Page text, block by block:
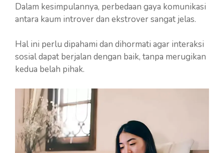
Dalam kesimpulannya, perbedaan gaya komunikasi
antara kaum introver dan ekstrover sangat jelas.
Hal ini perlu dipahami dan dihormati agar interaksi
sosial dapat berjalan dengan baik, tanpa merugikan
kedua belah pihak.